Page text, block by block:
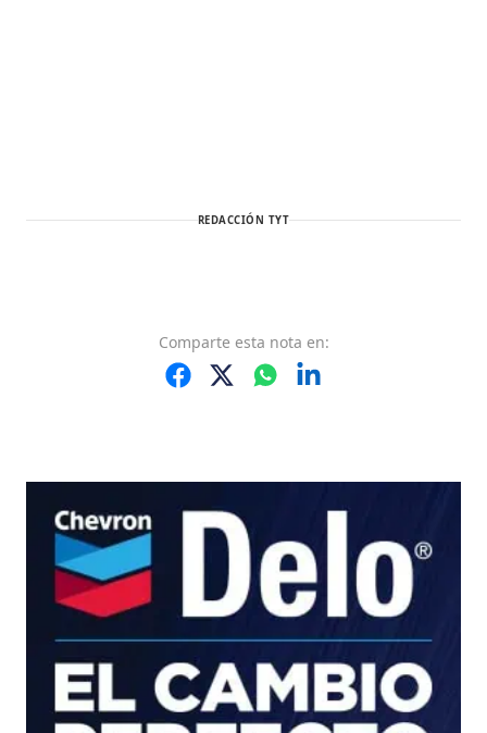
REDACCIÓN TYT
Comparte esta nota en: